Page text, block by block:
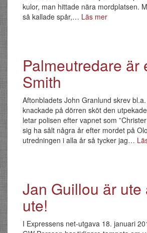
kulor, man hittade nära mordplatsen.
så kallade spår,… Läs mer
Palmeutredare är
Smith
Aftonbladets John Granlund skrev
knackade på dörren sköt den
letar polisen efter vapnet som
sig ha sålt några år efter mordet på
utredningen i alla år så tycker jag…
Jan Guillou är
ute!
I Expressens net-utgava 18. januari